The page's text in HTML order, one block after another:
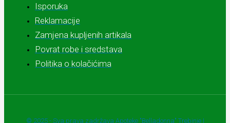
Isporuka
Reklamacije
Zamjena kupljenih artikala
Povrat robe i sredstava
Politika o kolačićima
© 2025 - Sva prava zadržava Apoteke "Belladonna" Trebinje |